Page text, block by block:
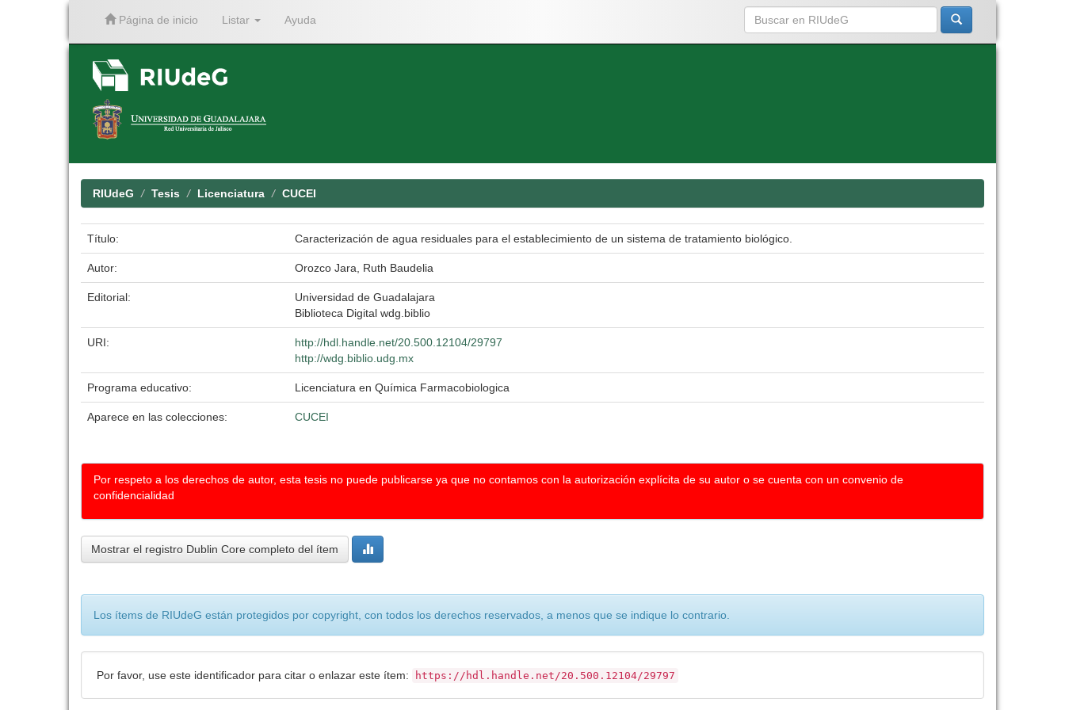
Página de inicio Listar Ayuda
RIUdeG Tesis Licenciatura CUCEI
Título: Caracterización de agua residuales para el establecimiento de un sistema de tratamiento biológico.
Autor: Orozco Jara, Ruth Baudelia
Editorial:
Universidad de Guadalajara
Biblioteca Digital wdg.biblio
URI:
http://hdl.handle.net/20.500.12104/29797
http://wdg.biblio.udg.mx
Programa educativo: Licenciatura en Química Farmacobiologica
Aparece en las colecciones: CUCEI
Por respeto a los derechos de autor, esta tesis no puede publicarse ya que no contamos con la autorización explícita de su autor o se cuenta con un convenio de
confidencialidad
Mostrar el registro Dublin Core completo del ítem
Los ítems de RIUdeG están protegidos por copyright, con todos los derechos reservados, a menos que se indique lo contrario.
Por favor, use este identificador para citar o enlazar este ítem: https://hdl.handle.net/20.500.12104/29797